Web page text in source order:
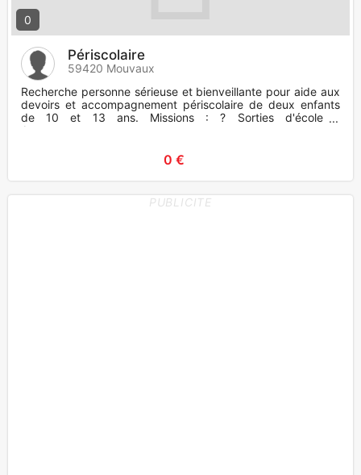
0
Périscolaire
59420 Mouvaux
Recherche personne sérieuse et bienveillante pour aide aux
devoirs et accompagnement périscolaire de deux enfants
de 10 et 13 ans. Missions : ? Sorties d'école ?
Accompagnemen
0 €
PUBLICITE